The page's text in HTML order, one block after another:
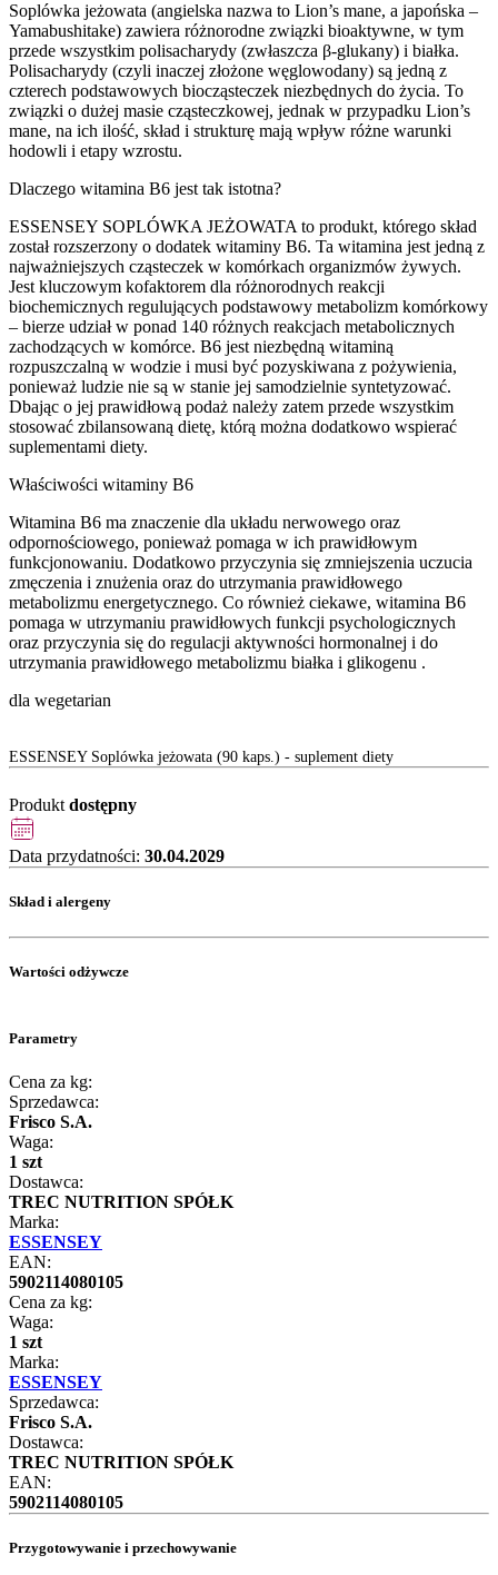
Soplówka jeżowata (angielska nazwa to Lion’s mane, a japońska –
Yamabushitake) zawiera różnorodne związki bioaktywne, w tym
przede wszystkim polisacharydy (zwłaszcza β-glukany) i białka.
Polisacharydy (czyli inaczej złożone węglowodany) są jedną z
czterech podstawowych biocząsteczek niezbędnych do życia. To
związki o dużej masie cząsteczkowej, jednak w przypadku Lion’s
mane, na ich ilość, skład i strukturę mają wpływ różne warunki
hodowli i etapy wzrostu.
Dlaczego witamina B6 jest tak istotna?
ESSENSEY SOPLÓWKA JEŻOWATA to produkt, którego skład
został rozszerzony o dodatek witaminy B6. Ta witamina jest jedną z
najważniejszych cząsteczek w komórkach organizmów żywych.
Jest kluczowym kofaktorem dla różnorodnych reakcji
biochemicznych regulujących podstawowy metabolizm komórkowy
– bierze udział w ponad 140 różnych reakcjach metabolicznych
zachodzących w komórce. B6 jest niezbędną witaminą
rozpuszczalną w wodzie i musi być pozyskiwana z pożywienia,
ponieważ ludzie nie są w stanie jej samodzielnie syntetyzować.
Dbając o jej prawidłową podaż należy zatem przede wszystkim
stosować zbilansowaną dietę, którą można dodatkowo wspierać
suplementami diety.
Właściwości witaminy B6
Witamina B6 ma znaczenie dla układu nerwowego oraz
odpornościowego, ponieważ pomaga w ich prawidłowym
funkcjonowaniu. Dodatkowo przyczynia się zmniejszenia uczucia
zmęczenia i znużenia oraz do utrzymania prawidłowego
metabolizmu energetycznego. Co również ciekawe, witamina B6
pomaga w utrzymaniu prawidłowych funkcji psychologicznych
oraz przyczynia się do regulacji aktywności hormonalnej i do
utrzymania prawidłowego metabolizmu białka i glikogenu .
dla wegetarian
ESSENSEY Soplówka jeżowata (90 kaps.) - suplement diety
Produkt dostępny
Data przydatności: 30.04.2029
Skład i alergeny
Wartości odżywcze
Parametry
Cena za kg:
Sprzedawca:
Frisco S.A.
Waga:
1 szt
Dostawca:
TREC NUTRITION SPÓŁK
Marka:
ESSENSEY
EAN:
5902114080105
Cena za kg:
Waga:
1 szt
Marka:
ESSENSEY
Sprzedawca:
Frisco S.A.
Dostawca:
TREC NUTRITION SPÓŁK
EAN:
5902114080105
Przygotowywanie i przechowywanie